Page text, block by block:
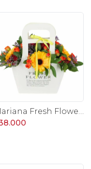
Mariana Fresh Flower Bag Amarillo - Arreglo Floral con gerberas amarillo, minirosas y limonium